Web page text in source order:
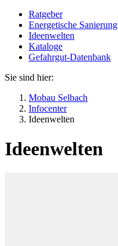
Ratgeber
Energetische Sanierung
Ideenwelten
Kataloge
Gefahrgut-Datenbank
Sie sind hier:
Mobau Selbach
Infocenter
Ideenwelten
Ideenwelten